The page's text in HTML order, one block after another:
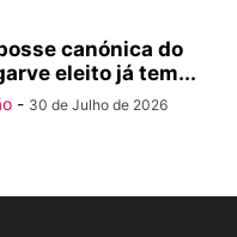
canónica do
eleito já tem...
- 30 de Julho de 2026